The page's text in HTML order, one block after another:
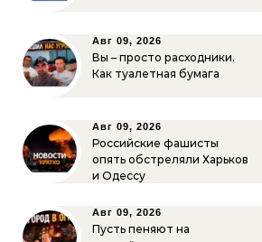
Авг 09, 2026
Вы – просто расходники.
Как туалетная бумага
Авг 09, 2026
Российские фашисты
опять обстреляли Харьков
и Одессу
Авг 09, 2026
Пусть пеняют на